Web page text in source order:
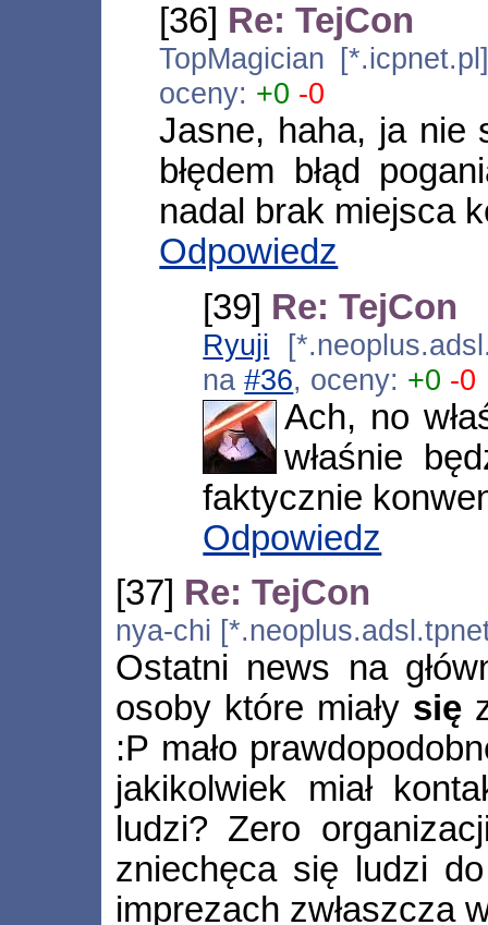
[36] Re: TejCon
TopMagician
oceny: +0 -0
Jasne, haha, ja nie
błędem błąd
nadal brak miejsca
Odpowiedz
[39] Re: TejCon
Ryuji
na#36, oceny: +0 -0
Ach, no
właśnie
faktycznie
Odpowiedz
[37] Re: TejCon
nya-chi
Ostatni news na
osoby które miały się
:P mało
jakikolwiek miał
ludzi? Zero
zniechęca się ludzi
imprezach zwłaszcza